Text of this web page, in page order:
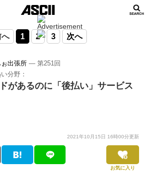
1 2 3 次へ
出張所 ― 第251回
分野：
があるのに「後払い」サービス
2021年10月15日 16時00分更新
お気に入り